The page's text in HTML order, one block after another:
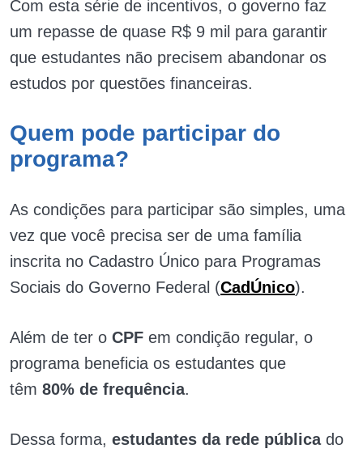
Com esta série de incentivos, o governo faz
um repasse de quase R$ 9 mil para garantir
que estudantes não precisem abandonar os
estudos por questões financeiras.
Quem pode participar do
programa?
As condições para participar são simples, uma
vez que você precisa ser de uma família
inscrita no Cadastro Único para Programas
Sociais do Governo Federal (CadÚnico).
Além de ter o CPF em condição regular, o
programa beneficia os estudantes que
têm 80% de frequência.
Dessa forma, estudantes da rede pública do